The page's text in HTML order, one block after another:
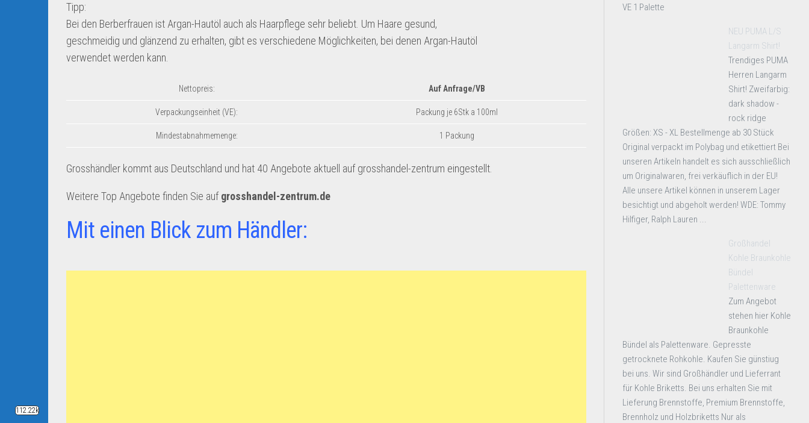
Tipp:
Bei den Berberfrauen ist Argan-Hautöl auch als Haarpflege sehr beliebt. Um Haare gesund,
geschmeidig und glänzend zu erhalten, gibt es verschiedene Möglichkeiten, bei denen Argan-Hautöl
verwendet werden kann.
Nettopreis: Auf Anfrage/VB
Verpackungseinheit (VE): Packung je 6Stk a 100ml
Mindestabnahmemenge: 1 Packung
Grosshändler kommt aus Deutschland und hat 40 Angebote aktuell auf grosshandel-zentrum eingestellt.
Weitere Top Angebote finden Sie aufgrosshandel-zentrum.de
Mit einen Blick zum Händler:
VE 1 Palette
NEU PUMA L/S
Langarm Shirt!
Trendiges PUMA
Herren Langarm
Shirt! Zweifarbig:
dark shadow -
rock ridge
Größen: XS - XL Bestellmenge ab 30 Stück
Original verpackt im Polybag und etikettiert Bei
unseren Artikeln handelt es sich ausschließlich
um Originalwaren, frei verkäuflich in der EU!
Alle unsere Artikel können in unserem Lager
besichtigt und abgeholt werden! WDE: Tommy
Hilfiger, Ralph Lauren ...
Großhandel
Kohle Braunkohle
Bündel
Palettenware
Zum Angebot
stehen hier Kohle
Braunkohle
Bündel als Palettenware. Gepresste
getrocknete Rohkohle. Kaufen Sie günstiug
bei uns. Wir sind Großhändler und Lieferrant
für Kohle Briketts. Bei uns erhalten Sie mit
Lieferung Brennstoffe, Premium Brennstoffe,
Brennholz und Holzbriketts Nur als
112.22k